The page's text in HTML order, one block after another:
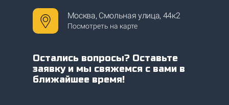
Москва, Смольная улица, 44к2
Остались вопросы? Оставьте
заявку и мы свяжемся с вами в
ближайшее время!
Посмотреть на карте